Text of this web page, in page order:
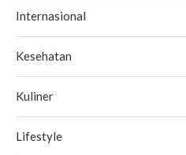
Internasional
Kesehatan
Kuliner
Lifestyle